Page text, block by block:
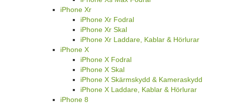
iPhone Xr
iPhone Xr Fodral
iPhone Xr Skal
iPhone Xr Laddare, Kablar & Hörlurar
iPhone X
iPhone X Fodral
iPhone X Skal
iPhone X Skärmskydd & Kameraskydd
iPhone X Laddare, Kablar & Hörlurar
iPhone 8